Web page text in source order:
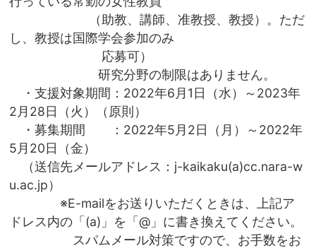
（助教、講師、准教授、教授）。ただ
し、教授は国際学会参加のみ
応募可）
研究分野の制限はありません。
・支援対象期間：2022年6月1日（水）～2023年
2月28日（火）（原則）
・募集期間 ：2022年5月2日（月）～2022年
5月20日（金）
（送信先メールアドレス：j-kaikaku(a)cc.nara-w
u.ac.jp）
※E-mailをお送りいただくときは、上記ア
ドレス内の「(a)」を「@」に書き換えてください。
スパムメール対策ですので、お手数をお